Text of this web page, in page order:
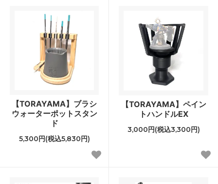
【TORAYAMA】ブラシ
ウォーターポットスタン
ド
5,300円(税込5,830円)
【TORAYAMA】ペイン
トハンドルEX
3,000円(税込3,300円)